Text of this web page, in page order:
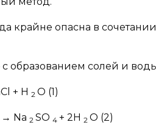
крайне опасна в
образованием солей и
+ H 2 O (1)
→ Na 2 SO 4 + 2H 2 O (2)